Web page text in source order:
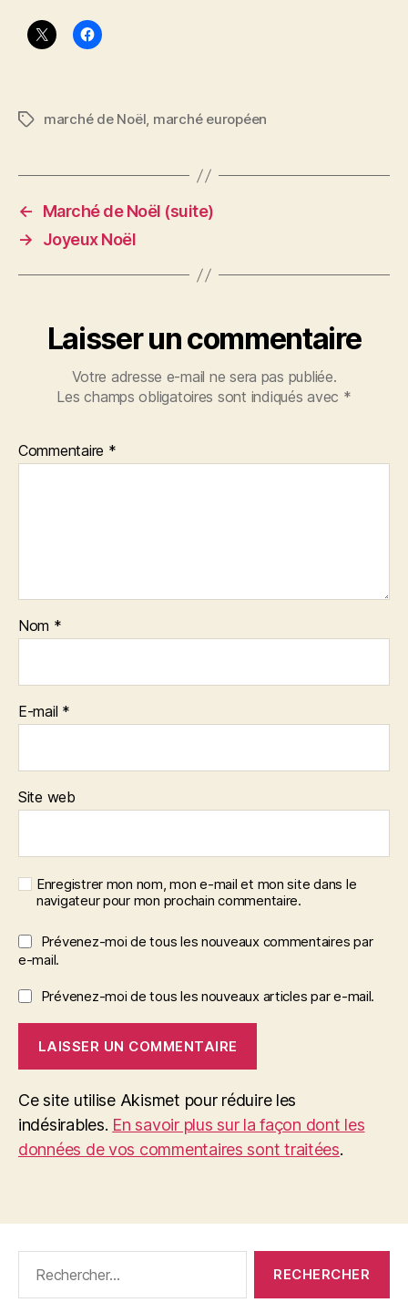
Étiquettes
marché de Noël, marché européen
←
Marché de Noël (suite)
→
Joyeux Noël
Laisser un commentaire
Votre adresse e-mail ne sera pas publiée.
Les champs obligatoires sont indiqués avec *
Commentaire *
Nom *
E-mail *
Site web
Enregistrer mon nom, mon e-mail et mon site dans le
navigateur pour mon prochain commentaire.
Prévenez-moi de tous les nouveaux commentaires par
e-mail.
Prévenez-moi de tous les nouveaux articles par e-mail.
Ce site utilise Akismet pour réduire les
indésirables. En savoir plus sur la façon dont les
données de vos commentaires sont traitées.